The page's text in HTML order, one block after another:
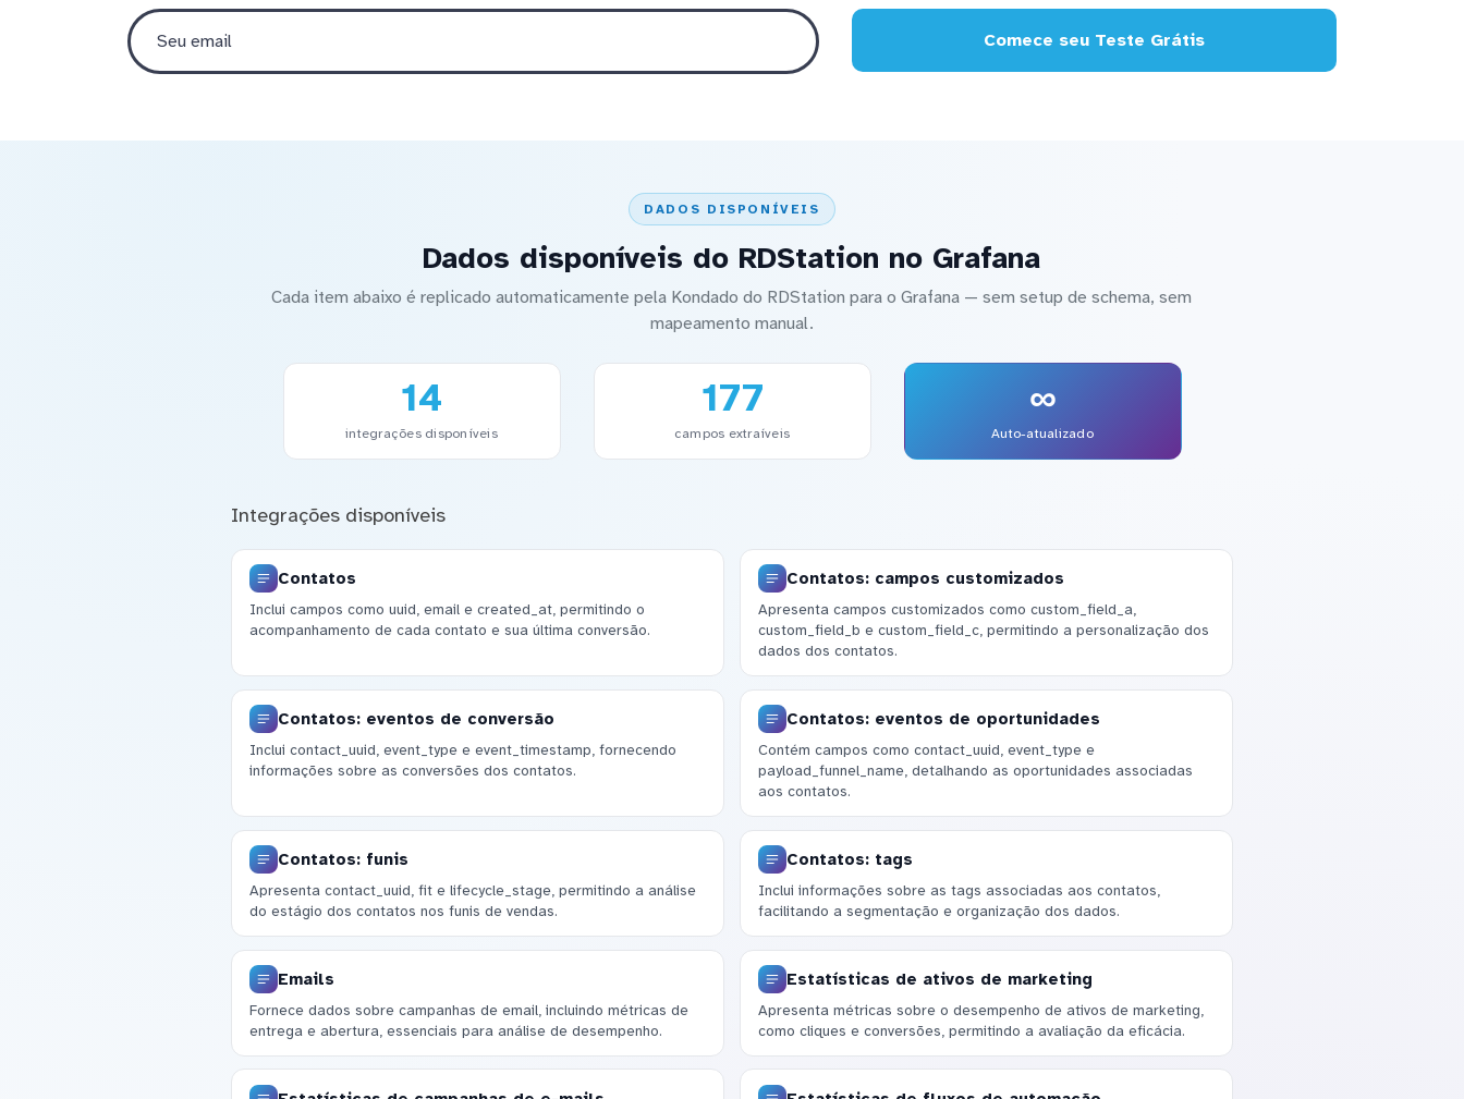
Comece seu Teste Grátis
DADOS DISPONÍVEIS
Dados disponíveis do RDStation no Grafana
Cada item abaixo é replicado automaticamente pela Kondado do RDStation para o Grafana — sem setup de schema, sem
mapeamento manual.
14
integrações disponíveis
177
campos extraíveis
∞
Auto-atualizado
Integrações disponíveis
Contatos
Inclui campos como uuid, email e created_at, permitindo o
acompanhamento de cada contato e sua última conversão.
Contatos: campos customizados
Apresenta campos customizados como custom_field_a,
custom_field_b e custom_field_c, permitindo a personalização dos
dados dos contatos.
Contatos: eventos de conversão
Inclui contact_uuid, event_type e event_timestamp, fornecendo
informações sobre as conversões dos contatos.
Contatos: eventos de oportunidades
Contém campos como contact_uuid, event_type e
payload_funnel_name, detalhando as oportunidades associadas
aos contatos.
Contatos: funis
Apresenta contact_uuid, fit e lifecycle_stage, permitindo a análise
do estágio dos contatos nos funis de vendas.
Contatos: tags
Inclui informações sobre as tags associadas aos contatos,
facilitando a segmentação e organização dos dados.
Emails
Fornece dados sobre campanhas de email, incluindo métricas de
entrega e abertura, essenciais para análise de desempenho.
Estatísticas de ativos de marketing
Apresenta métricas sobre o desempenho de ativos de marketing,
como cliques e conversões, permitindo a avaliação da eficácia.